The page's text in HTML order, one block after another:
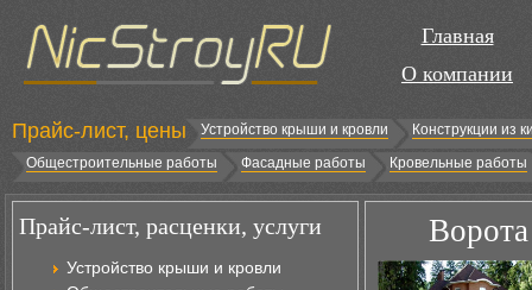
Главная
О компании
Прайс-лист, цены Устройство крыши и кровли
Конструкции из
Общестроительные работы
Фасадные работы Кровельные работы
Прайс-лист, расценки, услуги
Устройство крыши и кровли